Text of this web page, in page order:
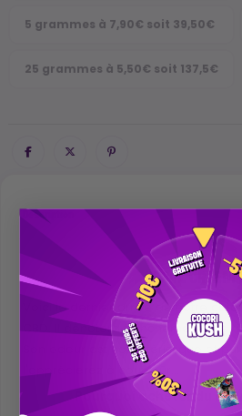
5 grammes à 7,90€ soit 39,50€
25 grammes à 5,50€ soit 137,5€
Description
NEPAL CREAM
Voici le dernier arrivé de notre
CBD. Il dénotera franchement des
Son odeur est caractéristique et
l'apprécierez à coup sûr...
Pourquoi acheter du